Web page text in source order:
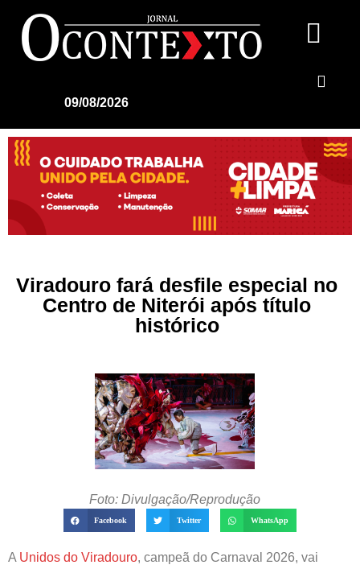
09/08/2026
Viradouro fará desfile especial no
Centro de Niterói após título
histórico
Foto: Divulgação/Reprodução
Facebook Twitter WhatsApp
A Unidos do Viradouro, campeã do Carnaval 2026, vai